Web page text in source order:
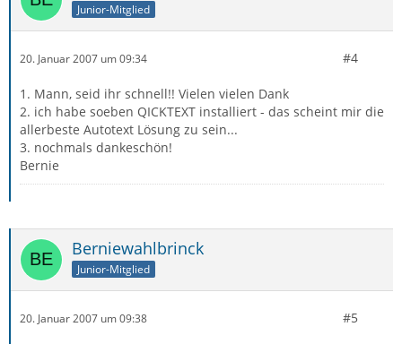
Junior-Mitglied
20. Januar 2007 um 09:34 #4
1. Mann, seid ihr schnell!! Vielen vielen Dank
2. ich habe soeben QICKTEXT installiert - das scheint mir die
allerbeste Autotext Lösung zu sein...
3. nochmals dankeschön!
Bernie
Berniewahlbrinck
Junior-Mitglied
20. Januar 2007 um 09:38 #5